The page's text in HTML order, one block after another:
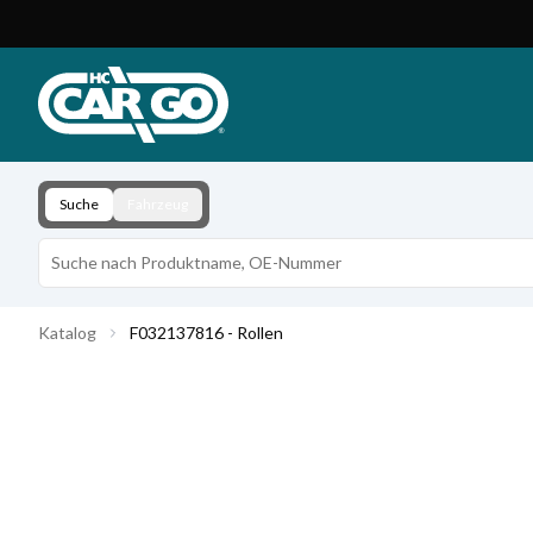
Download
Kontakt
Suche
Katalog F032137816 - Rollen